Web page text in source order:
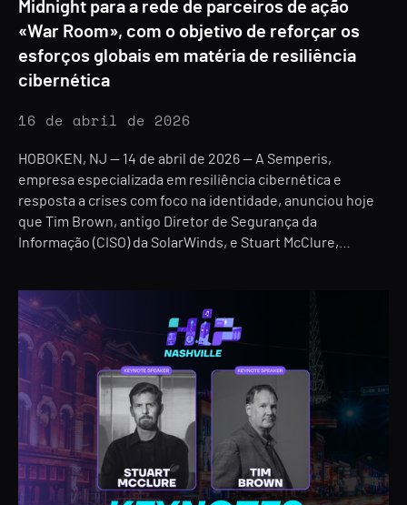
Midnight para a rede de parceiros de ação
«War Room», com o objetivo de reforçar os
esforços globais em matéria de resiliência
cibernética
16 de abril de 2026
HOBOKEN, NJ — 14 de abril de 2026 — A Semperis,
empresa especializada em resiliência cibernética e
resposta a crises com foco na identidade, anunciou hoje
que Tim Brown, antigo Diretor de Segurança da
Informação (CISO) da SolarWinds, e Stuart McClure,…